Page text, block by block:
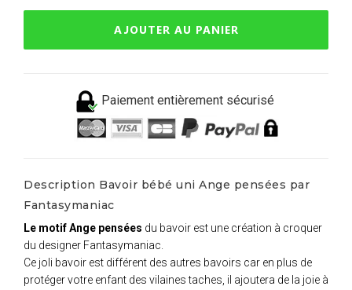
AJOUTER AU PANIER
Paiement entièrement sécurisé
Description Bavoir bébé uni Ange pensées par
Fantasymaniac
Le motif Ange pensées du bavoir est une création à croquer
du designer Fantasymaniac.
Ce joli bavoir est différent des autres bavoirs car en plus de
protéger votre enfant des vilaines taches, il ajoutera de la joie à